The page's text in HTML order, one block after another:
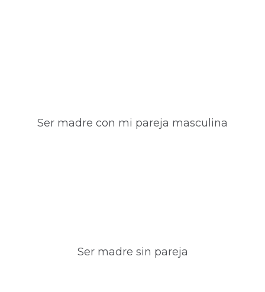
Ser madre con mi pareja masculina
Ser madre sin pareja